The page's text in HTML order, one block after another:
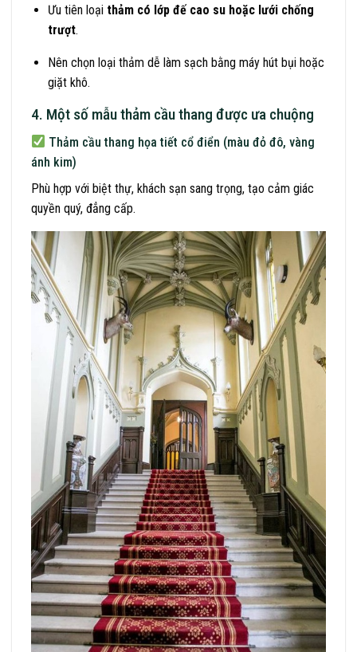
Ưu tiên loại thảm có lớp đế cao su hoặc lưới chống
trượt.
Nên chọn loại thảm dễ làm sạch bằng máy hút bụi hoặc
giặt khô.
4. Một số mẫu thảm cầu thang được ưa chuộng
Thảm cầu thang họa tiết cổ điển (màu đỏ đô, vàng
ánh kim)
Phù hợp với biệt thự, khách sạn sang trọng, tạo cảm giác
quyền quý, đẳng cấp.